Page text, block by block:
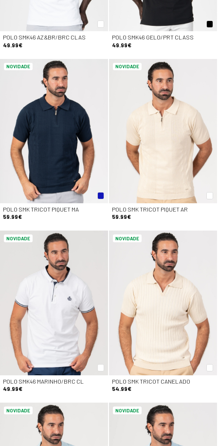
POLO SMK46 AZ&BR/BRC CLAS
49.99€
POLO SMK46 GELO/PRT CLASS
49.99€
NOVIDADE
POLO SMK TRICOT PIQUET MA
59.99€
NOVIDADE
POLO SMK TRICOT PIQUET AR
59.99€
NOVIDADE
POLO SMK46 MARINHO/BRC CL
49.99€
NOVIDADE
POLO SMK TRICOT CANELADO
54.99€
NOVIDADE NOVIDADE